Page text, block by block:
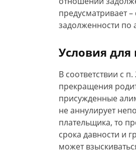
предусматривает
задолженности по
Условия для
В соответствии с п.
прекращения
присужденные
не аннулирует
плательщика, то
срока давности и
может